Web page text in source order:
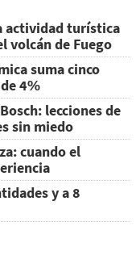
actividad turística
volcán de Fuego
suma cinco
4%
lecciones de
sin miedo
cuando el
y a 8